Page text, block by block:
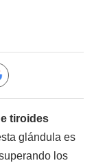
tiroides
glándula es
los